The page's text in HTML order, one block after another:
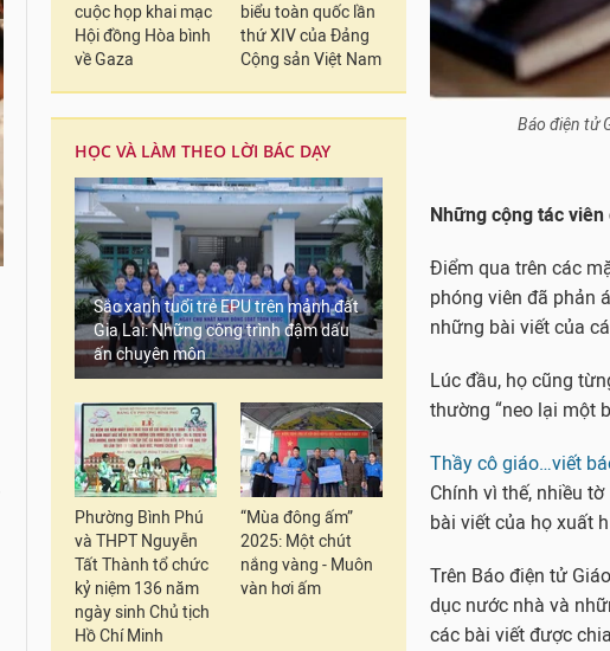
cuộc họp khai mạc
Hội đồng Hòa bình
về Gaza
biểu toàn quốc lần
thứ XIV của Đảng
Cộng sản Việt Nam
HỌC VÀ LÀM THEO LỜI BÁC DẠY
Sắc xanh tuổi trẻ EPU trên mảnh đất
Gia Lai: Những công trình đậm dấu
ấn chuyên môn
Phường Bình Phú
và THPT Nguyễn
Tất Thành tổ chức
kỷ niệm 136 năm
ngày sinh Chủ tịch
Hồ Chí Minh
“Mùa đông ấm”
2025: Một chút
nắng vàng - Muôn
vàn hơi ấm
Báo điện tử
Những cộng tác
Điểm qua trên các
phóng viên đã phản
những bài viết của
Lúc đầu, họ cũng
thường “neo lại một
Thầy cô giáo…viết
Chính vì thế, nhiều
bài viết của họ xuất
Trên Báo điện tử
dục nước nhà và
các bài viết được